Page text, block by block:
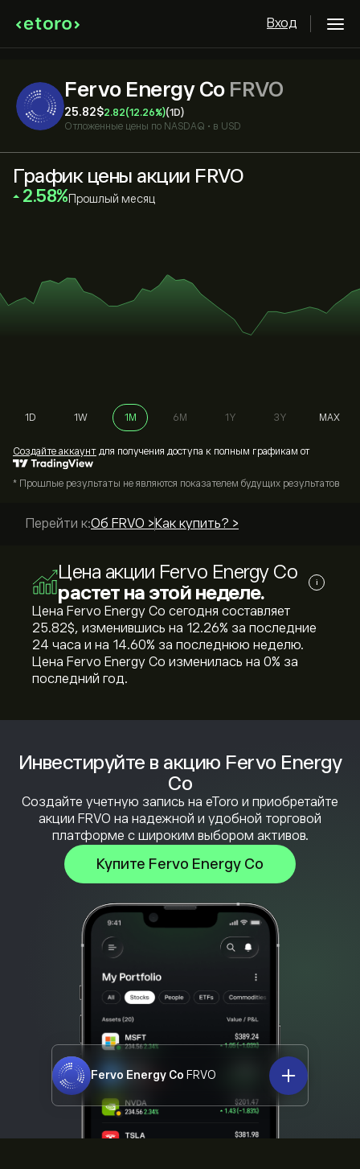
Вход
Fervo Energy Co FRVO
25.82‎$‎2.82(12.26%)(1D)
Отложенные цены по NASDAQ • в USD
Инвестируйте в акцию Fervo Energy
Co
Создайте учетную запись на eToro и приобретайте
акции FRVO на надежной и удобной торговой
платформе с широким выбором активов.
Купите Fervo Energy Co
Fervo Energy Co FRVO
График цены акции FRVO
‎2.58‎ Прошлый месяц
1D 1W 1M 6M 1Y 3Y MAX
Cоздайте аккаунт для получения доступа к полным графикам от
* Прошлые результаты не являются показателем будущих результатов
Перейти к:Об FRVO > Как купить? >
Цена акции Fervo Energy Co
растет на этой неделе.
i
Цена Fervo Energy Co сегодня составляет
25.82‎$‎, изменившись на ‎12.26‎% за последние
24 часа и на ‎14.60‎% за последнюю неделю.
Цена Fervo Energy Co изменилась на ‎0‎% за
последний год.